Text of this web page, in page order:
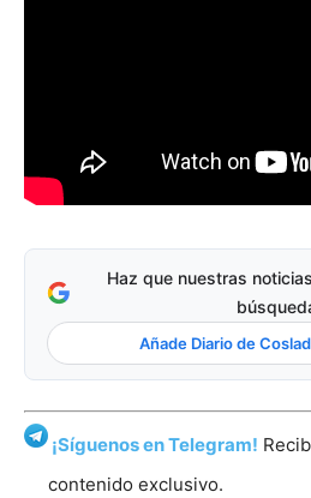
Haz que nuestras
Añade Diario de
¡Síguenos en Telegram!
contenido exclusivo.